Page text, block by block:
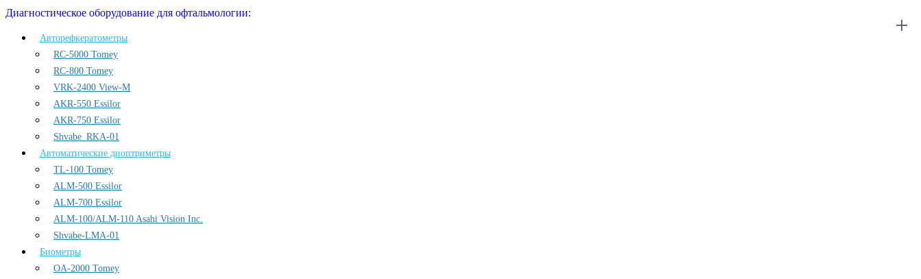
Диагностическое оборудование для офтальмологии:
Авторефкератометры
RC-5000 Tomey
RC-800 Tomey
VRK-2400 View-M
AKR-550 Essilor
AKR-750 Essilor
Shvabe_RKA-01
Автоматические диоптриметры
TL-100 Tomey
ALM-500 Essilor
ALM-700 Essilor
ALM-100/ALM-110 Asahi Vision Inc.
Shvabe-LMA-01
Биометры
OA-2000 Tomey